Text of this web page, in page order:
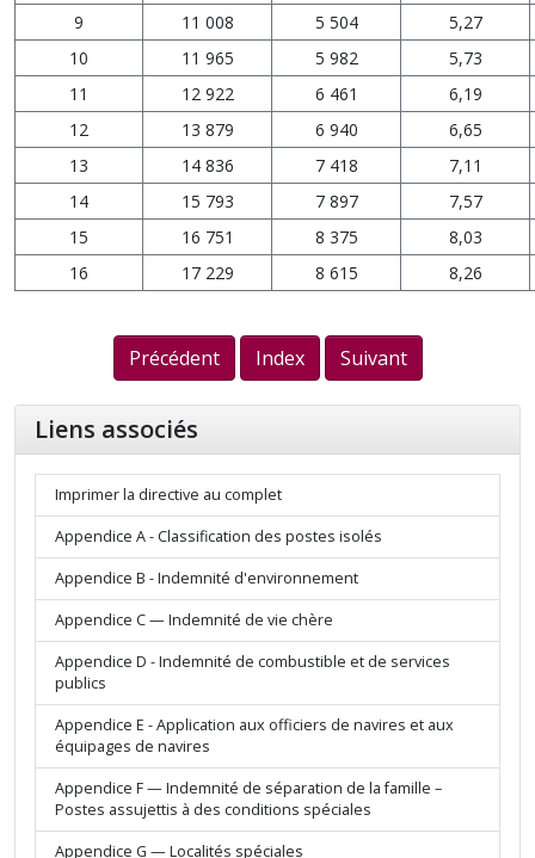
9
11 008 5 504
5,27
10
11 965 5 982
5,73
11
12 922 6 461
6,19
12
13 879 6 940
6,65
13
14 836 7 418
7,11
14
15 793 7 897
7,57
15
16 751 8 375
8,03
16
17 229 8 615 8,26
Précédent Index Suivant
Liens associés
Imprimer la directive au complet
Appendice A - Classification des postes isolés
Appendice B - Indemnité d'environnement
Appendice C — Indemnité de vie chère
Appendice D - Indemnité de combustible et de services
publics
Appendice E - Application aux officiers de navires et aux
équipages de navires
Appendice F — Indemnité de séparation de la famille –
Postes assujettis à des conditions spéciales
Appendice G — Localités spéciales